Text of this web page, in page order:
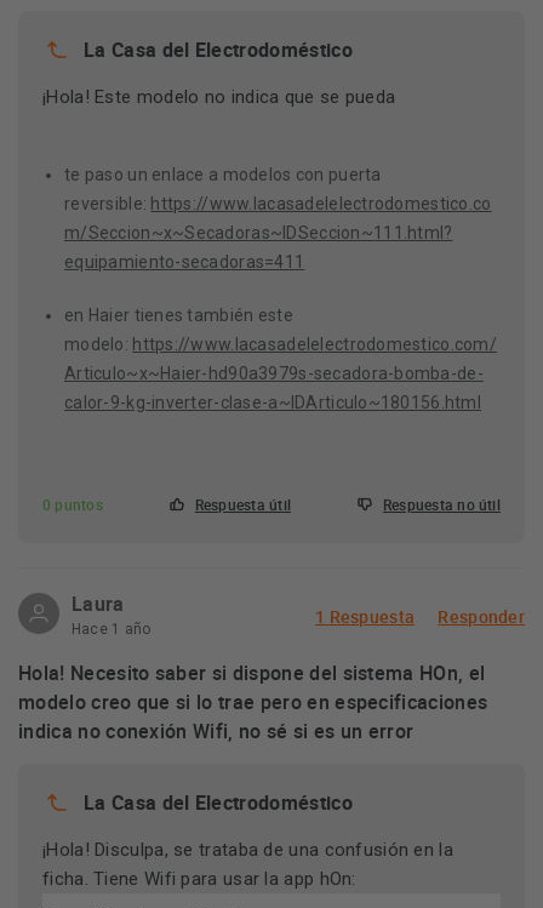
La Casa del Electrodoméstico
¡Hola! Este modelo no indica que se pueda
te paso un enlace a modelos con puerta
reversible: https://www.lacasadelelectrodomestico.co
m/Seccion~x~Secadoras~IDSeccion~111.html?
equipamiento-secadoras=411
en Haier tienes también este
modelo: https://www.lacasadelelectrodomestico.com/
Articulo~x~Haier-hd90a3979s-secadora-bomba-de-
calor-9-kg-inverter-clase-a~IDArticulo~180156.html
0 puntos Respuesta útil Respuesta no útil
Laura
Hace 1 año
1 Respuesta Responder
Hola! Necesito saber si dispone del sistema HOn, el
modelo creo que si lo trae pero en especificaciones
indica no conexión Wifi, no sé si es un error
La Casa del Electrodoméstico
¡Hola! Disculpa, se trataba de una confusión en la
ficha. Tiene Wifi para usar la app hOn: